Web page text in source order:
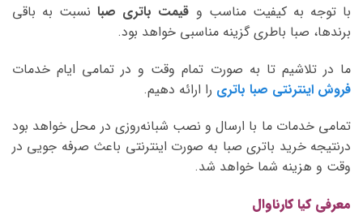
با توجه به کیفیت مناسب و قیمت باتری صبانسبت به باقی
برندها، صبا باطری گزینه مناسبی خواهد بود.
ما در تلاشیم تا به صورت تمام وقت و در تمامی ایام خدمات
فروش اینترنتی صبا باتری را ارائه دهیم.
تمامی خدمات ما با ارسال و نصب شبانه‌روزی در محل خواهد بود
درنتیجه خرید باتری صبا به صورت اینترنتی باعث صرفه جویی در
وقت و هزینه شما خواهد شد.
معرفی کیا کارناوال